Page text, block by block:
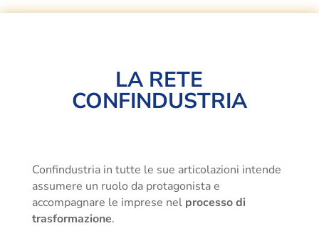
LA RETE
CONFINDUSTRIA
Confindustria in tutte le sue articolazioni intende
assumere un ruolo da protagonista e
accompagnare le imprese nel processo di
trasformazione.